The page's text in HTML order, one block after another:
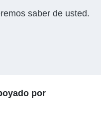
saber de usted.
por